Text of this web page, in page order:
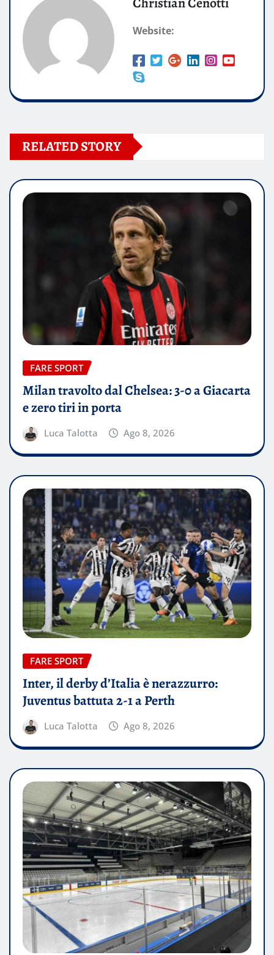
Website:
RELATED STORY
FARE SPORT
Milan travolto dal Chelsea: 3-0 a Giacarta
e zero tiri in porta
Luca Talotta Ago 8, 2026
FARE SPORT
Inter, il derby d’Italia è nerazzurro:
Juventus battuta 2-1 a Perth
Luca Talotta Ago 8, 2026